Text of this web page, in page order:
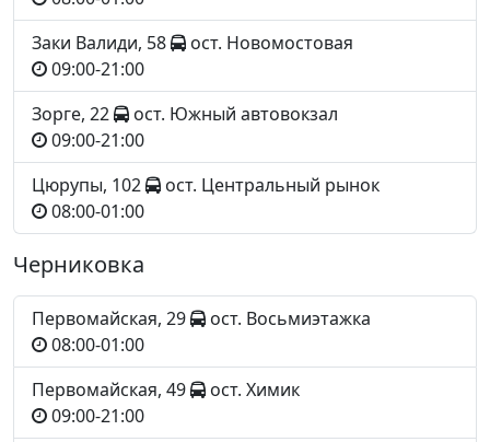
Заки Валиди, 58
ост. Новомостовая
09:00-21:00
Зорге, 22
ост. Южный автовокзал
09:00-21:00
Цюрупы, 102
ост. Центральный рынок
08:00-01:00
Черниковка
Первомайская, 29
ост. Восьмиэтажка
08:00-01:00
Первомайская, 49
ост. Химик
09:00-21:00